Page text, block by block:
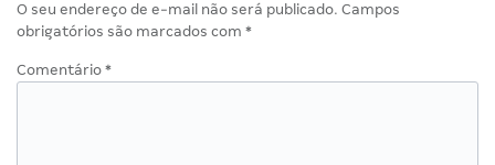
O seu endereço de e-mail não será publicado. Campos
obrigatórios são marcados com *
Comentário *